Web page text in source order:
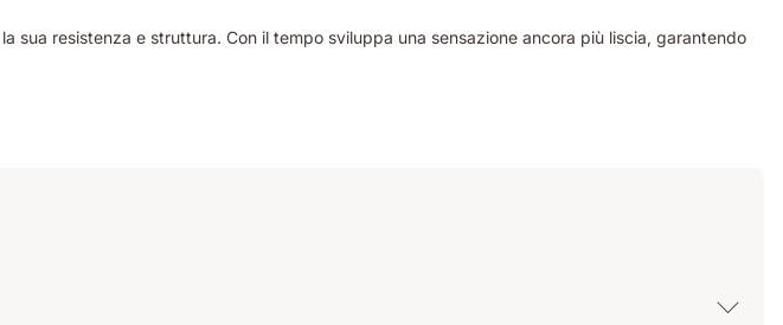
resistenza e struttura. Con il tempo sviluppa una sensazione ancora più liscia, garantendo